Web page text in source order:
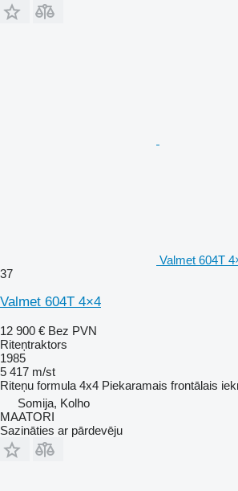
Valmet 604T
37
Valmet 604T 4×4
12 900 € Bez PVN
Riteņtraktors
1985
5 417 m/st
Riteņu formula 4x4 Piekaramais frontālais
Somija, Kolho
MAATORI
Sazināties ar pārdevēju